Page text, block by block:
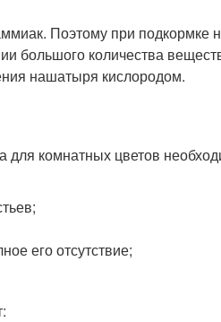
Поэтому при
большого количества
нашатыря кислородом.
комнатных цветов
его отсутствие;